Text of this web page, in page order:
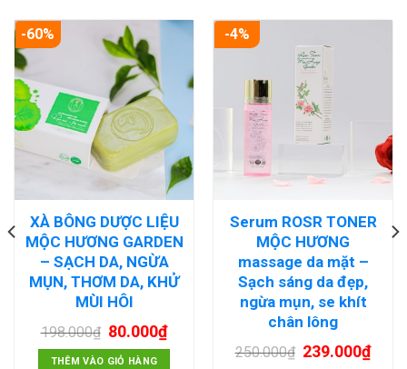
-60%
XÀ BÔNG DƯỢC LIỆU
MỘC HƯƠNG GARDEN
– SẠCH DA, NGỪA
MỤN, THƠM DA, KHỬ
MÙI HÔI
198.000₫ 80.000₫
THÊM VÀO GIỎ HÀNG
-4%
Serum ROSR TONER
MỘC HƯƠNG
massage da mặt –
Sạch sáng da đẹp,
ngừa mụn, se khít
chân lông
250.000₫ 239.000₫